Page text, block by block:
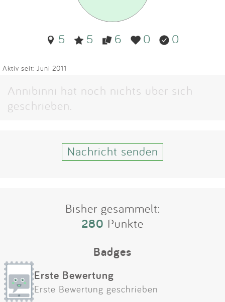
Blog
Partner
Impressum
5 5 6 0 0
Aktiv seit: Juni 2011
Annibinni hat noch nichts über sich
geschrieben.
Nachricht senden
Bisher gesammelt:
280 Punkte
Badges
Erste Bewertung
Erste Bewertung geschrieben